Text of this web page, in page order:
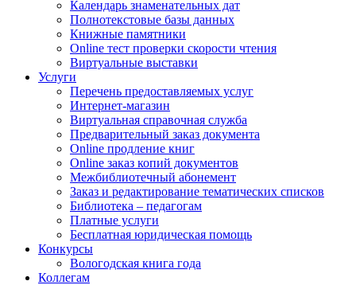
Календарь знаменательных дат
Полнотекстовые базы данных
Книжные памятники
Online тест проверки скорости чтения
Виртуальные выставки
Услуги
Перечень предоставляемых услуг
Интернет-магазин
Виртуальная справочная служба
Предварительный заказ документа
Online продление книг
Online заказ копий документов
Межбиблиотечный абонемент
Заказ и редактирование тематических списков
Библиотека – педагогам
Платные услуги
Бесплатная юридическая помощь
Конкурсы
Вологодская книга года
Коллегам